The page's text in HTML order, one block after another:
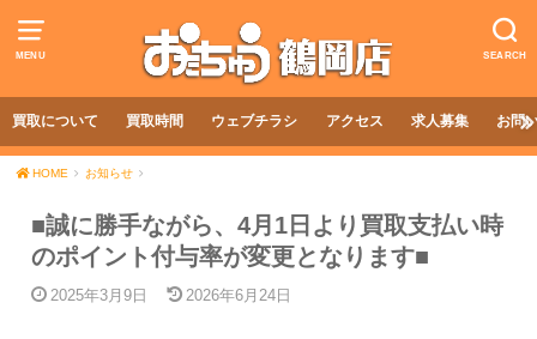
MENU SEARCH
買取について 買取時間 ウェブチラシ アクセス 求人募集 お問
HOME お知らせ
■誠に勝手ながら、4月1日より買取支払い時
のポイント付与率が変更となります■
2025年3月9日 2026年6月24日